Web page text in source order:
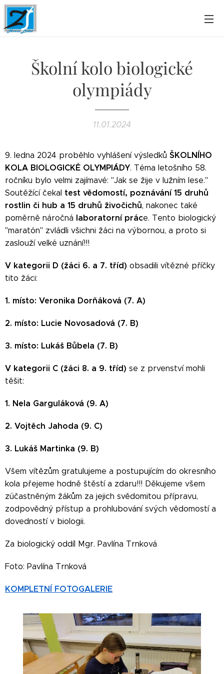
Školní kolo biologické
olympiády
11.01.2024
9. ledna 2024 proběhlo vyhlášení výsledků ŠKOLNÍHO
KOLA BIOLOGICKÉ OLYMPIÁDY. Téma letošního 58.
ročníku bylo velmi zajímavé: "Jak se žije v lužním lese."
Soutěžící čekal test vědomostí, poznávání 15 druhů
rostlin či hub a 15 druhů živočichů, nakonec také
poměrně náročná laboratorní práce. Tento biologický
"maratón" zvládli všichni žáci na výbornou, a proto si
zaslouží velké uznání!!!
V kategorii D (žáci 6. a 7. tříd) obsadili vítězné příčky
tito žáci:
1. místo: Veronika Dorňáková (7. A)
2. místo: Lucie Novosadová (7. B)
3. místo: Lukáš Bůbela (7. B)
V kategorii C (žáci 8. a 9. tříd) se z prvenství mohli
těšit:
1. Nela Garguláková (9. A)
2. Vojtěch Jahoda (9. C)
3. Lukáš Martinka (9. B)
Všem vítězům gratulujeme a postupujícím do okresního
kola přejeme hodně štěstí a zdaru!!! Děkujeme všem
zúčastněným žákům za jejich svědomitou přípravu,
zodpovědný přístup a prohlubování svých vědomostí a
dovedností v biologii.
Za biologický oddíl Mgr. Pavlína Trnková
Foto: Pavlína Trnková
KOMPLETNÍ FOTOGALERIE